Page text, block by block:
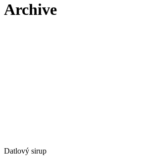
Archive
Datlový sirup